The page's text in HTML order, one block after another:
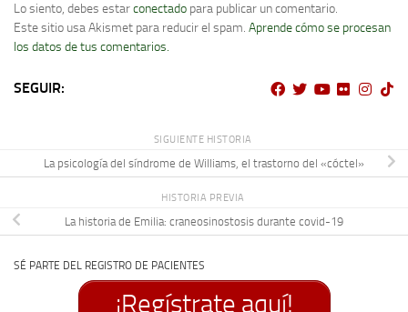
Lo siento, debes estarconectado para publicar un comentario.
Este sitio usa Akismet para reducir el spam. Aprende cómo se procesan
los datos de tus comentarios.
SEGUIR:
SIGUIENTE HISTORIA
La psicología del síndrome de Williams, el trastorno del «cóctel»
HISTORIA PREVIA
La historia de Emilia: craneosinostosis durante covid-19
SÉ PARTE DEL REGISTRO DE PACIENTES
¡Regístrate aquí!